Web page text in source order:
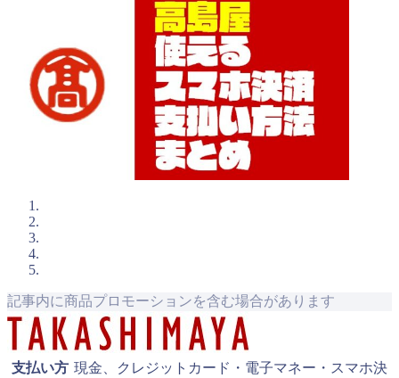
記事内に商品プロモーションを含む場合があります
支払い方 現金、クレジットカード・電子マネー・スマホ決